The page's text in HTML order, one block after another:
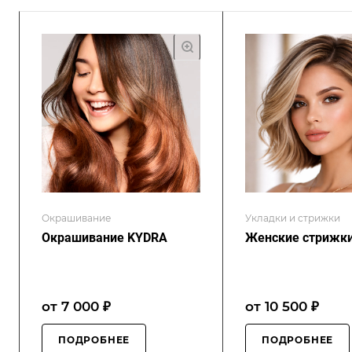
Окрашивание
Окрашивание KYDRA
от 7 000 ₽
ПОДРОБНЕЕ
Укладки и стрижки
Женские
от 10 500 ₽
ПОДРОБНЕЕ